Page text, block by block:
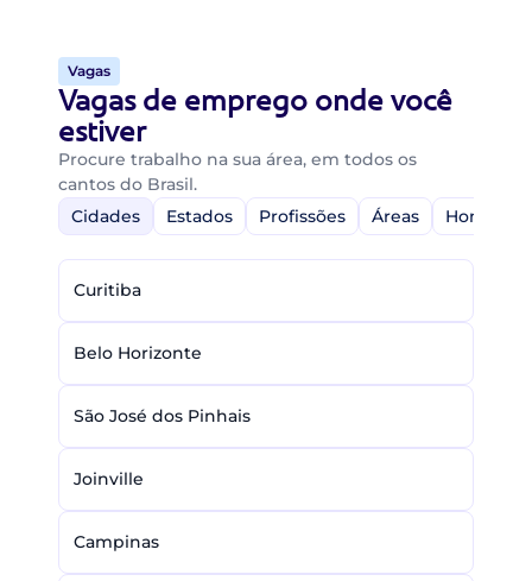
Vagas
Vagas de emprego onde você
estiver
Procure trabalho na sua área, em todos os
cantos do Brasil.
Cidades
Estados Profissões Áreas Home-
Curitiba
Belo Horizonte
São José dos Pinhais
Joinville
Campinas